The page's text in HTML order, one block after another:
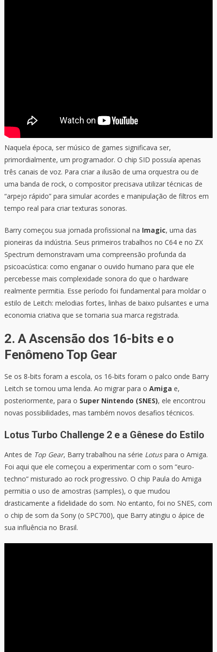
Naquela época, ser músico de games significava ser,
primordialmente, um programador. O chip SID possuía apenas
três canais de voz. Para criar a ilusão de uma orquestra ou de
uma banda de rock, o compositor precisava utilizar técnicas de
“arpejo rápido” para simular acordes e manipulação de filtros em
tempo real para criar texturas sonoras.
Barry começou sua jornada profissional na Imagic, uma das
pioneiras da indústria. Seus primeiros trabalhos no C64 e no ZX
Spectrum demonstravam uma compreensão profunda da
psicoacústica: como enganar o ouvido humano para que ele
percebesse mais complexidade sonora do que o hardware
realmente permitia. Esse período foi fundamental para moldar o
estilo de Leitch: melodias fortes, linhas de baixo pulsantes e uma
economia criativa que se tornaria sua marca registrada.
2. A Ascensão dos 16-bits e o
Fenômeno Top Gear
Se os 8-bits foram a escola, os 16-bits foram o palco onde Barry
Leitch se tornou uma lenda. Ao migrar para o Amiga e,
posteriormente, para o Super Nintendo (SNES), ele encontrou
novas possibilidades, mas também novos desafios técnicos.
Lotus Turbo Challenge 2 e a Gênese do Estilo
Antes de Top Gear, Barry trabalhou na série Lotuspara o Amiga.
Foi aqui que ele começou a experimentar com o som “euro-
techno” misturado ao rock progressivo. O chip Paula do Amiga
permitia o uso de amostras (samples), o que mudou
drasticamente a fidelidade do som. No entanto, foi no SNES, com
o chip de som da Sony (o SPC700), que Barry atingiu o ápice de
sua influência no Brasil.